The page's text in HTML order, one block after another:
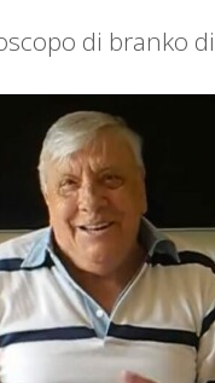
di branko